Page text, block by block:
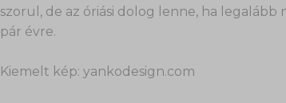
szorul, de az óriási dolog lenne, ha
pár évre.
Kiemelt kép: yankodesign.com